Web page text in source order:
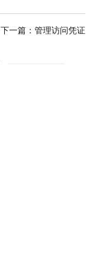
下一篇： 管理访问凭证